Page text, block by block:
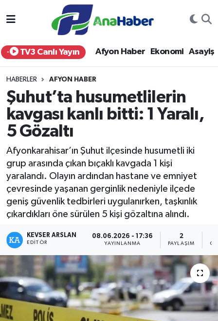
TV3 Canlı Yayın Afyon Haber Ekonomi Asayiş
HABERLER AFYON HABER
Şuhut’ta husumetlilerin
kavgası kanlı bitti: 1 Yaralı,
5 Gözaltı
Afyonkarahisar’ın Şuhut ilçesinde husumetli iki
grup arasında çıkan bıçaklı kavgada 1 kişi
yaralandı. Olayın ardından hastane ve emniyet
çevresinde yaşanan gerginlik nedeniyle ilçede
geniş güvenlik tedbirleri uygulanırken, taşkınlık
çıkardıkları öne sürülen 5 kişi gözaltına alındı.
KEVSER ARSLAN
EDITÖR
08.06.2026 - 17:36
YAYINLANMA
2
PAYLAŞIM
Yurt Haber
Afyon Haber
Siyaset
Spor
Eğitim
Sağlık
Teknoloji
Kültür - Sanat
Yaşam
Afyonkarahisar Nöbetçi Eczaneler
Afyonkarahisar Hava Durumu
Afyonkarahisar Trafik Yoğunluk Haritası
Süper Lig Puan Durumu ve Fikstür
Tüm Manşetler
Son Dakika Haberleri
Haber Arşivi